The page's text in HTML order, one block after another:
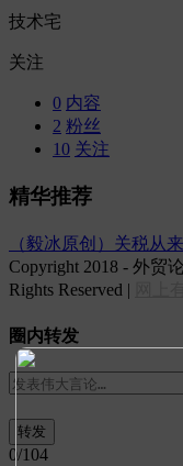
技术宅
关注
0 内容
2 粉丝
10 关注
精华推荐
（毅冰原创）关税从
Copyright 2018 - 外贸
Rights Reserved |
圈内转发
0/104